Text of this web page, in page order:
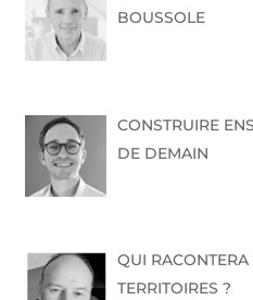
BOUSSOLE
CONSTRUIRE
DE DEMAIN
QUI
TERRITOIRES ?